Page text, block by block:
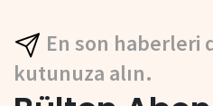
En son haberleri
kutunuza alın.